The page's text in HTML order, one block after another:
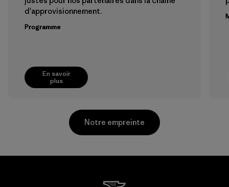
En savoir
plus
d'approvisionnement.
Programme
Notre empreinte